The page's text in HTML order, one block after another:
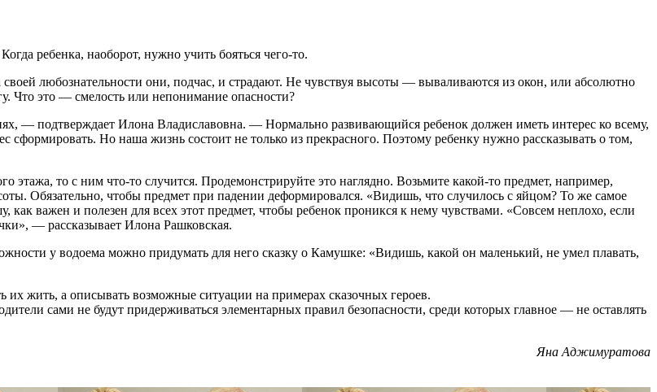
ребенка, наоборот, нужно учить бояться чего-то.
любознательности они, подчас, и страдают. Не чувствуя высоты — вываливаются из окон, или абсолютно
Что это — смелость или непонимание опасности?
— подтверждает Илона Владиславовна. — Нормально развивающийся ребенок должен иметь интерес ко всему,
сформировать. Но наша жизнь состоит не только из прекрасного. Поэтому ребенку нужно рассказывать о том,
этажа, то с ним что-то случится. Продемонстрируйте это наглядно. Возьмите какой-то предмет, например,
Обязательно, чтобы предмет при падении деформировался. «Видишь, что случилось с яйцом? То же самое
важен и полезен для всех этот предмет, чтобы ребенок проникся к нему чувствами. «Совсем неплохо, если
— рассказывает Илона Рашковская.
у водоема можно придумать для него сказку о Камушке: «Видишь, какой он маленький, не умел плавать,
их жить, а описывать возможные ситуации на примерах сказочных героев.
сами не будут придерживаться элементарных правил безопасности, среди которых главное — не оставлять
Яна Аджимуратова